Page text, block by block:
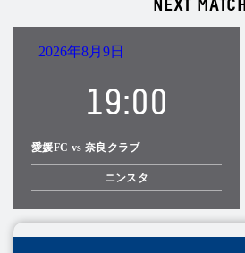
NEXT MATCH
2026年8月9日
19:00
ニンスタ
愛媛FC vs 奈良クラブ